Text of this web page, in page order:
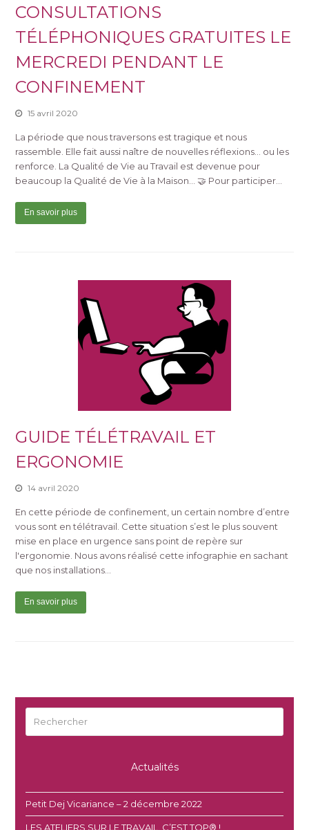
CONSULTATIONS
TÉLÉPHONIQUES GRATUITES LE
MERCREDI PENDANT LE
CONFINEMENT
15 avril 2020
La période que nous traversons est tragique et nous
rassemble. Elle fait aussi naître de nouvelles réflexions... ou les
renforce. La Qualité de Vie au Travail est devenue pour
beaucoup la Qualité de Vie à la Maison... 🤝 Pour participer…
En savoir plus
GUIDE TÉLÉTRAVAIL ET
ERGONOMIE
14 avril 2020
En cette période de confinement, un certain nombre d’entre
vous sont en télétravail. Cette situation s’est le plus souvent
mise en place en urgence sans point de repère sur
l'ergonomie. Nous avons réalisé cette infographie en sachant
que nos installations…
En savoir plus
Actualités
Petit Dej Vicariance – 2 décembre 2022
LES ATELIERS SUR LE TRAVAIL, C’EST TOP® !